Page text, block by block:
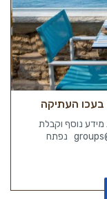
בעכו העתיקה
לקבלת מידע נוסף וקבלת
הצעת מחיר לכל היום כתבו לנו: groups@westgalil.org.il נפתח